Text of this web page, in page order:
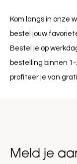
Kom langs in onze
bestel jouw
Bestel je op
bestelling binnen
profiteer je van
Meld je